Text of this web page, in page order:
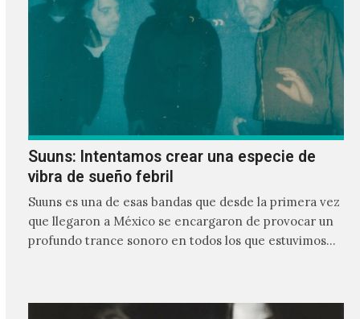
Suuns: Intentamos crear una especie de
vibra de sueño febril
Suuns es una de esas bandas que desde la primera vez
que llegaron a México se encargaron de provocar un
profundo trance sonoro en todos los que estuvimos